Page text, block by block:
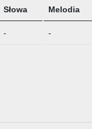
Słowa Melodia
- -